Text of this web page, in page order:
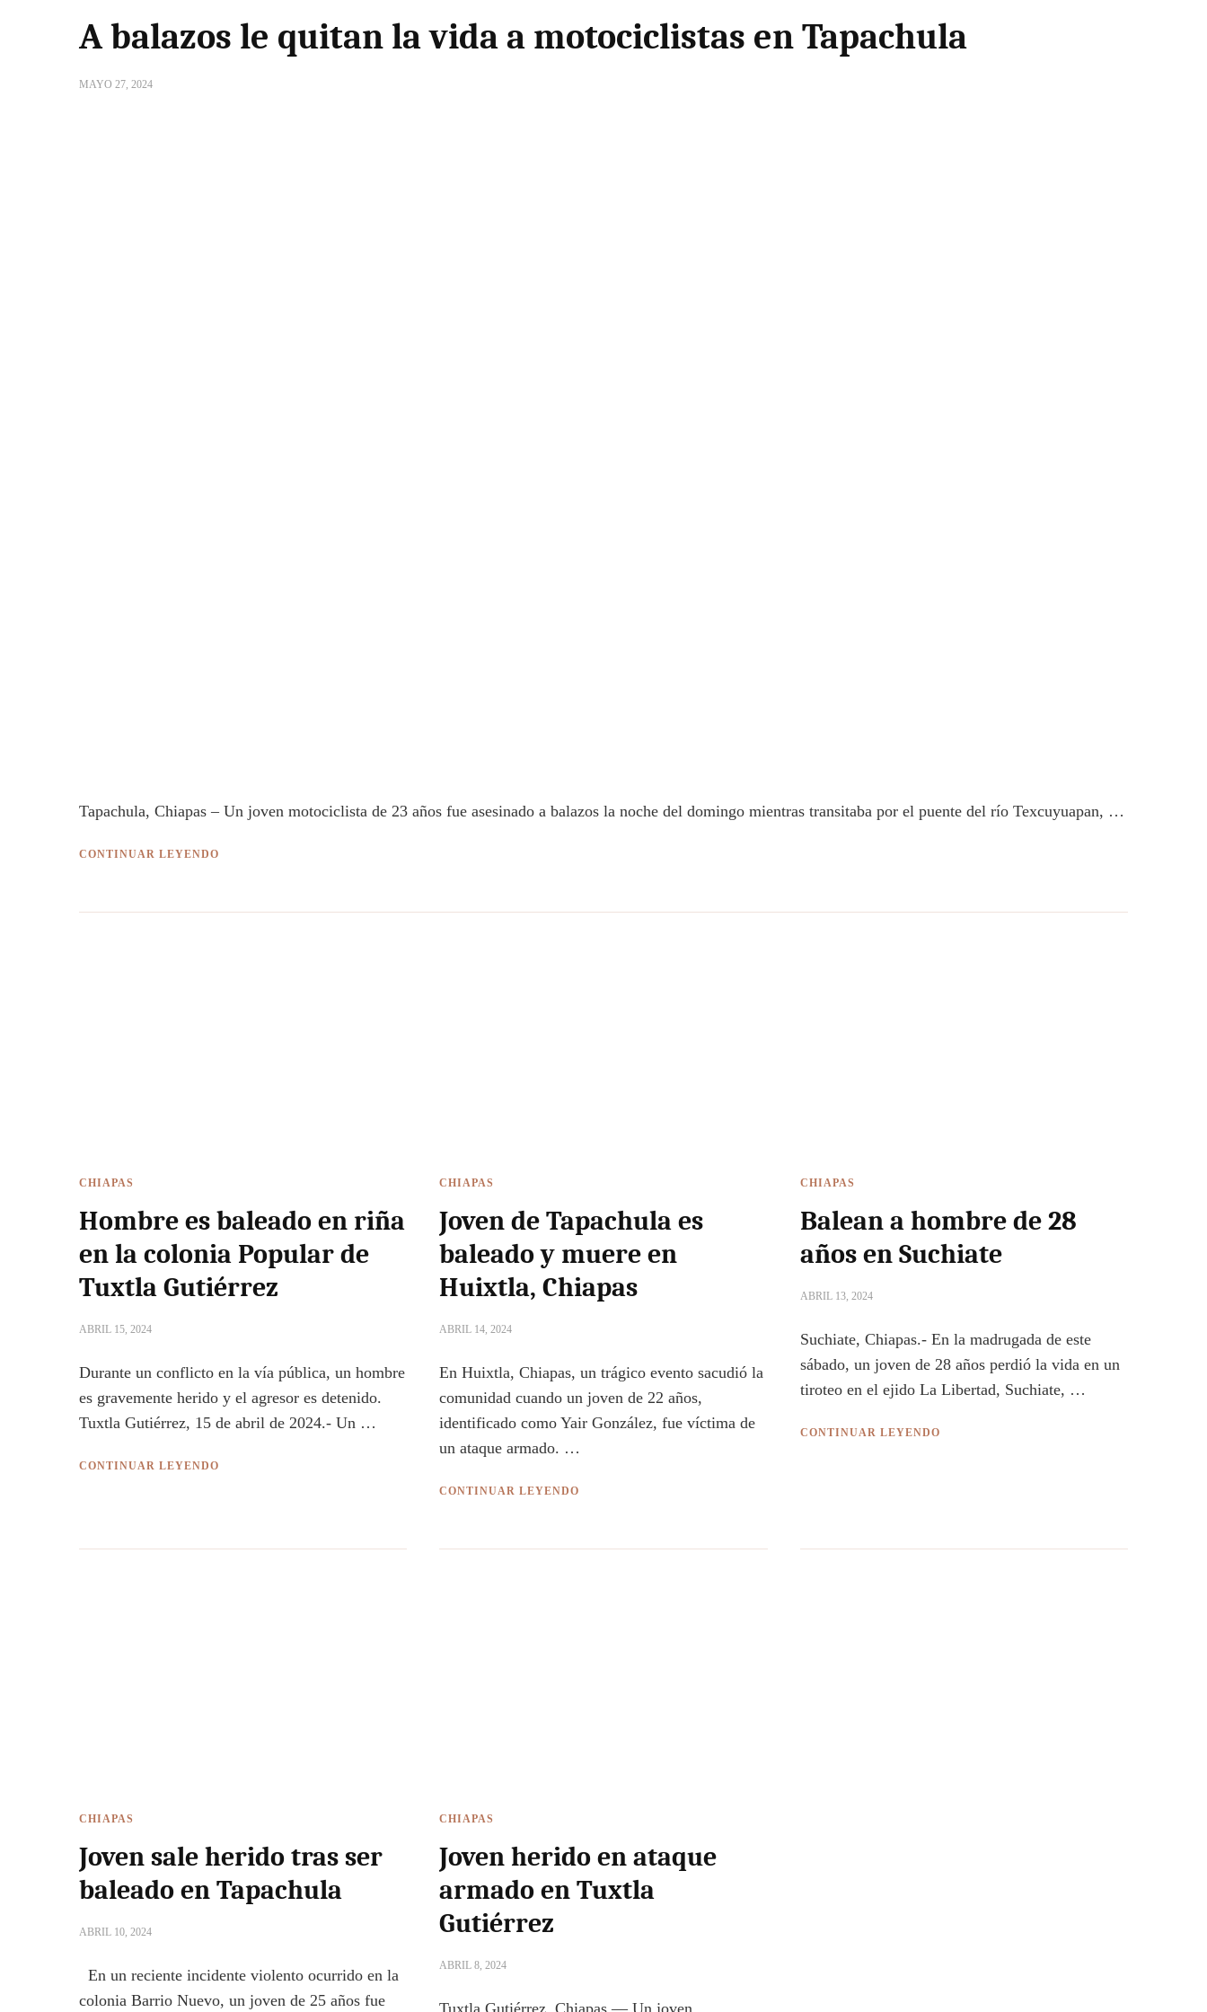
A balazos le quitan la vida a motociclistas en Tapachula
MAYO 27, 2024
Tapachula, Chiapas – Un joven motociclista de 23 años fue asesinado a balazos la noche del domingo mientras transitaba por el puente del río Texcuyuapan, …
CONTINUAR LEYENDO
CHIAPAS
Hombre es baleado en riña
en la colonia Popular de
Tuxtla Gutiérrez
ABRIL 15, 2024
Durante un conflicto en la vía pública, un hombre
es gravemente herido y el agresor es detenido.
Tuxtla Gutiérrez, 15 de abril de 2024.- Un …
CONTINUAR LEYENDO
CHIAPAS
Joven de Tapachula es
baleado y muere en
Huixtla, Chiapas
ABRIL 14, 2024
En Huixtla, Chiapas, un trágico evento sacudió la
comunidad cuando un joven de 22 años,
identificado como Yair González, fue víctima de
un ataque armado. …
CONTINUAR LEYENDO
CHIAPAS
Balean a hombre de 28
años en Suchiate
ABRIL 13, 2024
Suchiate, Chiapas.- En la madrugada de este
sábado, un joven de 28 años perdió la vida en un
tiroteo en el ejido La Libertad, Suchiate, …
CONTINUAR LEYENDO
CHIAPAS
Joven sale herido tras ser
baleado en Tapachula
ABRIL 10, 2024
En un reciente incidente violento ocurrido en la
colonia Barrio Nuevo, un joven de 25 años fue
CHIAPAS
Joven herido en ataque
armado en Tuxtla
Gutiérrez
ABRIL 8, 2024